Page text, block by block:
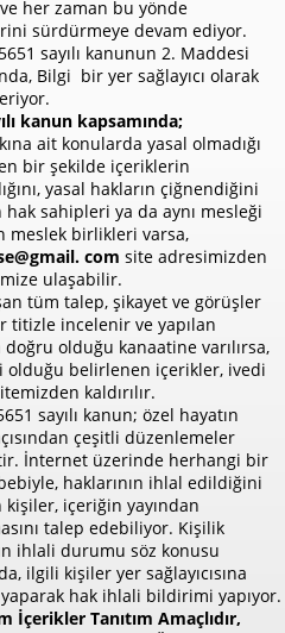
her zaman bu yönde
sürdürmeye devam ediyor.
sayılı kanunun 2. Maddesi
Bilgi bir yer sağlayıcı olarak
kanun kapsamında;
ait konularda yasal olmadığı
bir şekilde içeriklerin
yasal hakların çiğnendiğini
sahipleri ya da aynı mesleği
meslek birlikleri varsa,
com site adresimizden
ulaşabilir.
tüm talep, şikayet ve görüşler
titizle incelenir ve yapılan
olduğu kanaatine varılırsa,
olduğu belirlenen içerikler, ivedi
kaldırılır.
sayılı kanun; özel hayatın
çeşitli düzenlemeler
İnternet üzerinde herhangi bir
haklarının ihlal edildiğini
içeriğin yayından
talep edebiliyor. Kişilik
ihlali durumu söz konusu
ilgili kişiler yer sağlayıcısına
hak ihlali bildirimi yapıyor.
İçerikler Tanıtım Amaçlıdır,